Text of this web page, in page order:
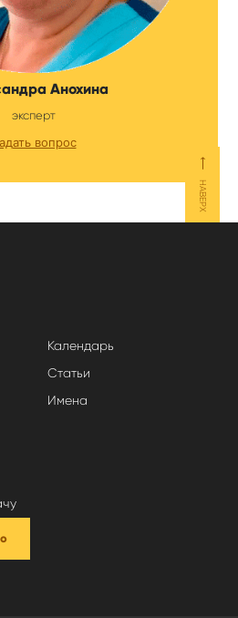
Анохина
эксперт
вопрос
⟵
НАВЕРХ
Календарь
Статьи
Имена